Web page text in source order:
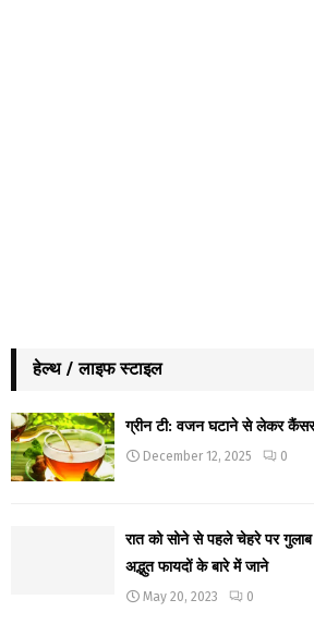
हेल्थ / लाइफ स्टाइल
ग्रीन टी: वजन घटाने से लेकर
December 12, 2025 0
रात को सोने से पहले चेहरे पर
अद्भुत फायदों के बारे में जाने
May 20, 2023 0